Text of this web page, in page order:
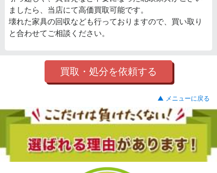
ましたら、当店にて高価買取可能です。
壊れた家具の回収なども行っておりますので、買い取り
と合わせてご相談ください。
買取・処分を依頼する
▲ メニューに戻る